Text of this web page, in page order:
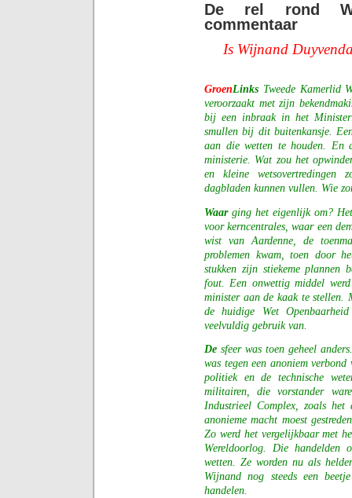
De rel rond
commentaar
Is Wijnand
GroenLinks Tweede Kamerlid
veroorzaakt met zijn
bij een inbraak in het
smullen bij dit buitenkansje.
aan die wetten te houden. En
ministerie. Wat zou het
en kleine wetsovertredingen
dagbladen kunnen vullen. Wie
Waarging het eigenlijk om?
voor kerncentrales, waar een
wist van Aardenne, de
problemen kwam, toen door
stukken zijn stiekeme plannen
fout. Een onwettig middel
minister aan de kaak te stellen.
de huidige Wet
veelvuldig gebruik van.
De sfeer was toen geheel
was tegen een anoniem
politiek en de technische
militairen, die vorstander
Industrieel Complex, zoals het
anonieme macht moest
Zo werd het vergelijkbaar met
Wereldoorlog. Die handelden
wetten. Ze worden nu als
Wijnand nog steeds een
handelen.